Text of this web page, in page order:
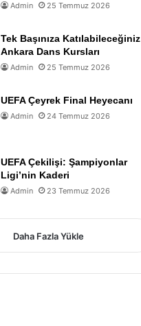
Admin 25 Temmuz 2026
Tek Başınıza Katılabileceğiniz
Ankara Dans Kursları
Admin 25 Temmuz 2026
UEFA Çeyrek Final Heyecanı
Admin 24 Temmuz 2026
UEFA Çekilişi: Şampiyonlar
Ligi’nin Kaderi
Admin 23 Temmuz 2026
Daha Fazla Yükle